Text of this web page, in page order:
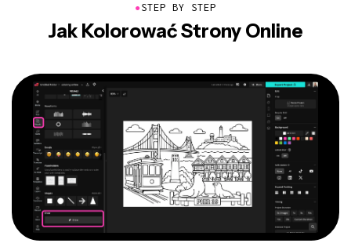
●STEP BY STEP
Jak Kolorować Strony Online